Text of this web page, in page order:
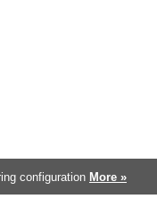
configuration More »